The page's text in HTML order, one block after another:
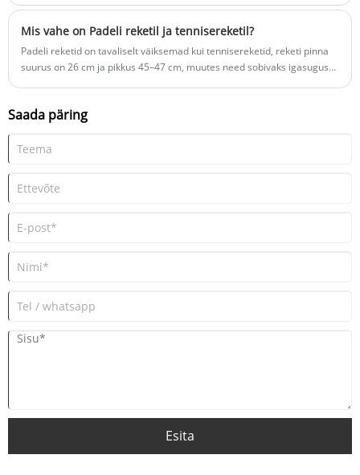
Mis vahe on Padeli reketil ja tennisereketil?
Padeli reketid on tavaliselt väiksemad kui tennisereketid, reketi pinna
suurus on 26 cm ja pikkus 45–47 cm, muutes need sobivaks igasuguse
Saada päring
Esita